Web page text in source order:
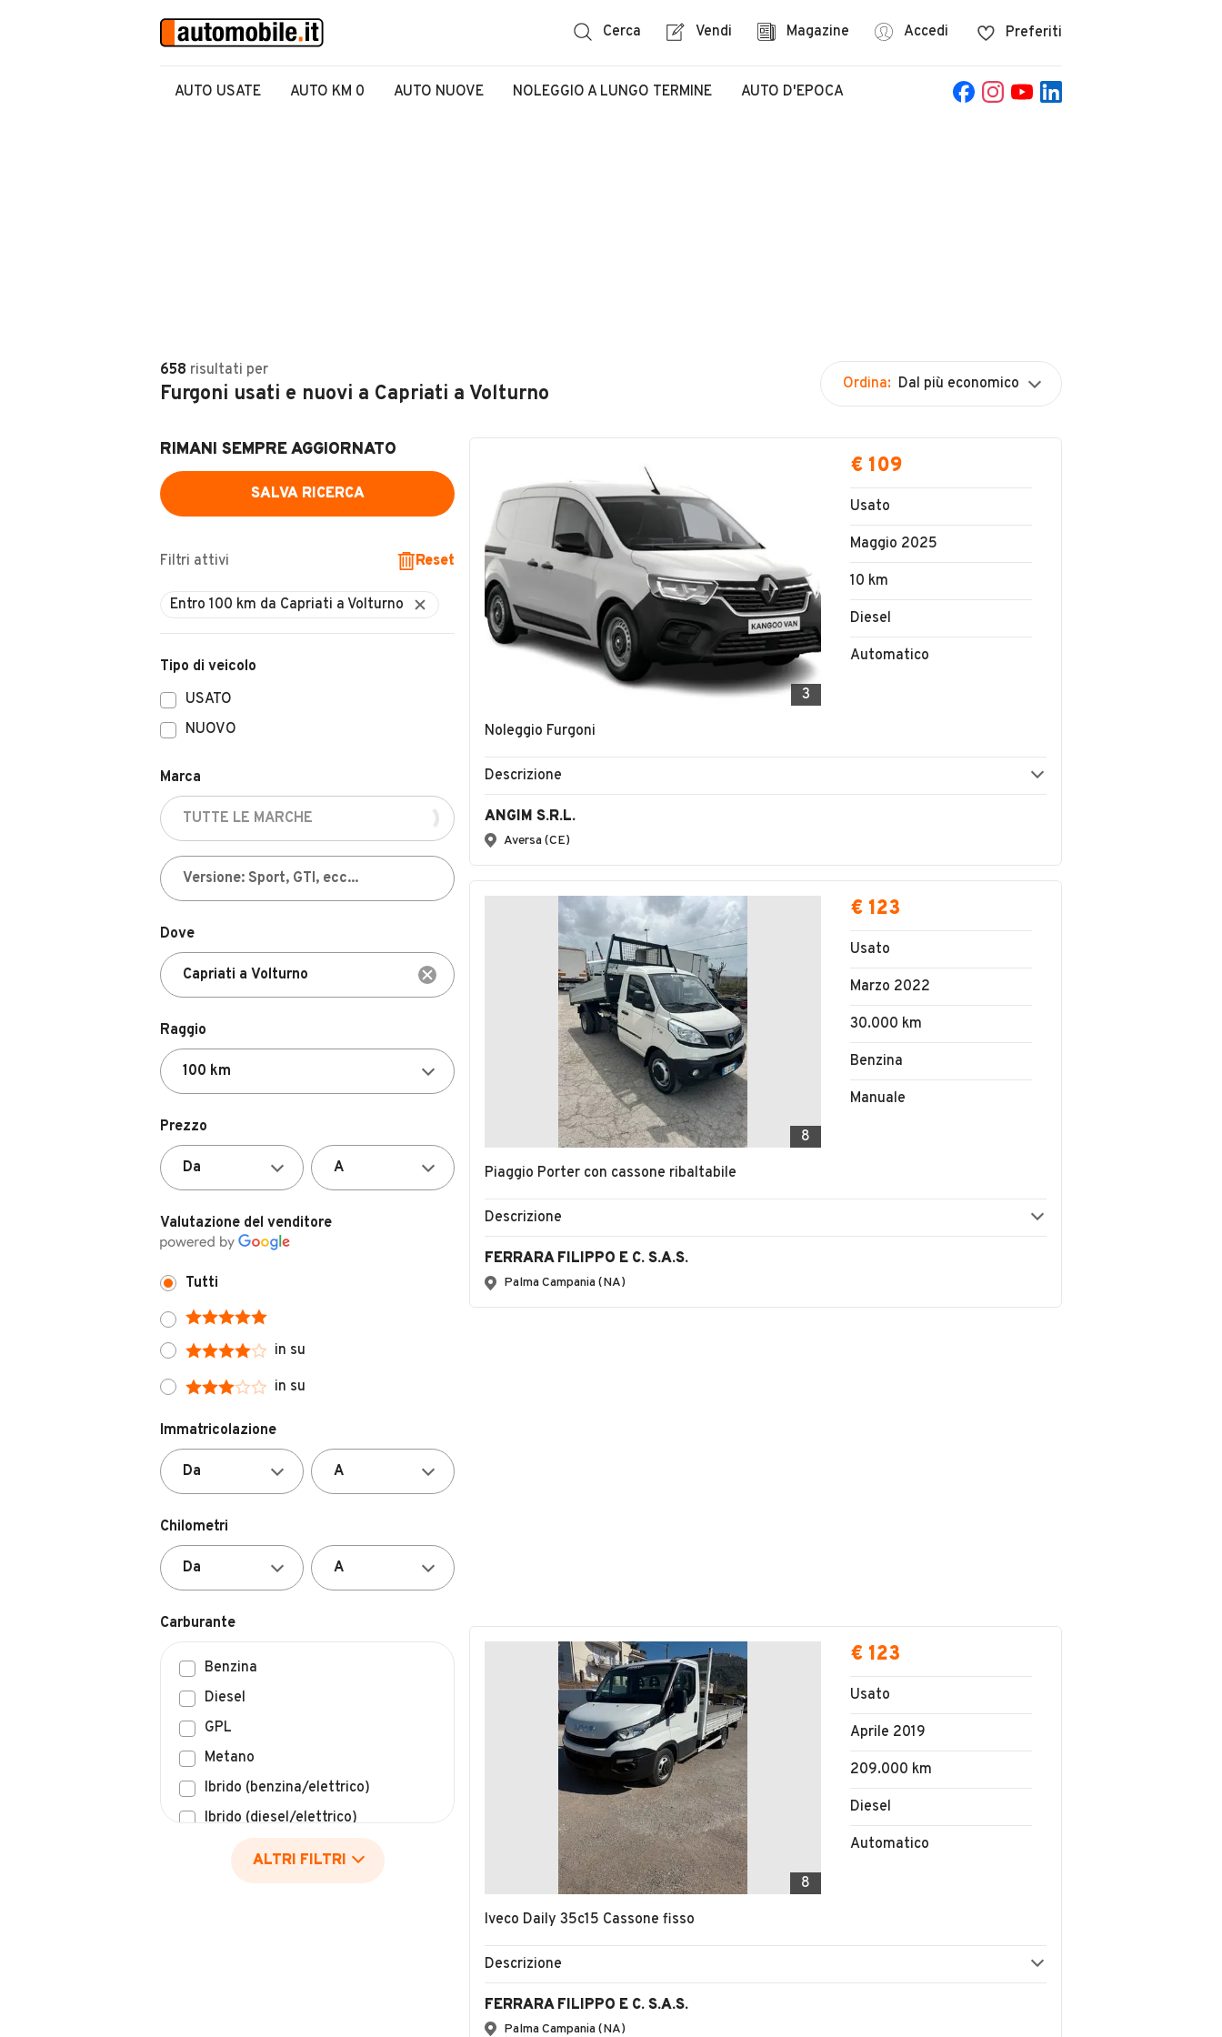
Cerca Vendi Magazine Accedi Preferiti
AUTO USATE AUTO KM 0 AUTO NUOVE NOLEGGIO A LUNGO TERMINE AUTO D'EPOCA
658 risultati per
Furgoni usati e nuovi a Capriati a Volturno Ordina: Dal più economico
RIMANI SEMPRE AGGIORNATO
SALVA RICERCA
Filtri attivi Reset
Tipo di veicolo
USATO
NUOVO
Marca
Dove
Raggio
Prezzo
Valutazione del venditore
Tutti
in su
in su
Immatricolazione
Chilometri
Carburante
Benzina
Diesel
GPL
Metano
Ibrido (benzina/elettrico)
Ibrido (diesel/elettrico)
Elettrico
Idrogeno
ALTRI FILTRI
3
Noleggio Furgoni
€ 109
Usato
Maggio 2025
10 km
Diesel
Automatico
Descrizione
ANGIM S.R.L.
Aversa (CE)
8
Piaggio Porter con cassone ribaltabile
€ 123
Usato
Marzo 2022
30.000 km
Benzina
Manuale
Descrizione
FERRARA FILIPPO E C. S.A.S.
Palma Campania (NA)
8
Iveco Daily 35c15 Cassone fisso
€ 123
Usato
Aprile 2019
209.000 km
Diesel
Automatico
Descrizione
FERRARA FILIPPO E C. S.A.S.
Palma Campania (NA)